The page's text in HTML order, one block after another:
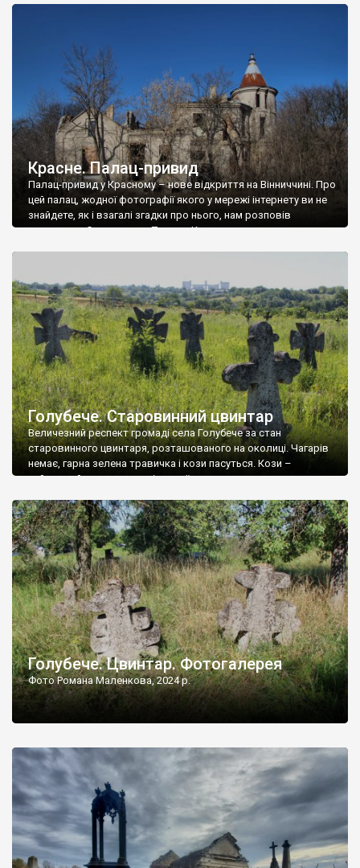
Красне. Палац-привид
Палац-привид у Красному – нове відкриття на Вінниччині. Про
цей палац, жодної фотографії якого у мережі інтернету ви не
знайдете, як і взагалі згадки про нього, нам розповів
мешканець Самгородка. Палац у Красному вразив не лише
Голубече. Старовинний цвинтар
Величезний респект громаді села Голубече за стан
старовинного цвинтаря, розташованого на околиці. Чагарів
немає, гарна зелена травичка і кози пасуться. Кози –
найкращий регулятор шкідливої, для старих кладовищ,
бруньками, кози ті бруньки обгризають, бо то улюблений
делікатес. На цвинтарі у Голубечому ціла колекція
різноманітних форм хрестів. Село відносно невелике, […]
Голубече. Цвинтар. Фотогалерея
Фото Романа Маленкова, 2024 р.